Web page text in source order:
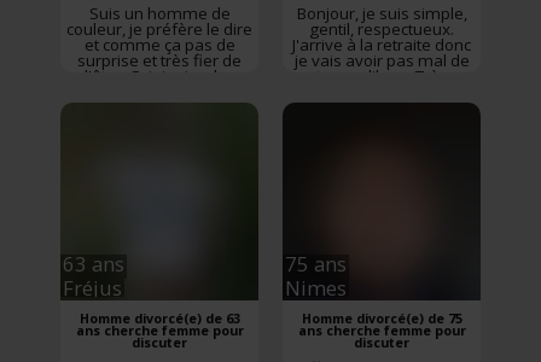
Suis un homme de
couleur, je préfère le dire
et comme ça pas de
surprise et très fier de
l'être. Originaire des
de l'Aviation Civile et
Bonjour, je suis simple,
gentil, respectueux.
J'arrive à la retraite donc
je vais avoir pas mal de
temps libre... Très
1.65 m , donc je suis
63 ans
Fréjus
Homme divorcé(e) de 63
ans cherche femme pour
discuter
75 ans
Nimes
Homme divorcé(e) de 75
ans cherche femme pour
discuter